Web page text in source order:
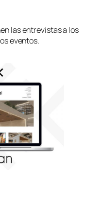
las entrevistas a los
eventos.